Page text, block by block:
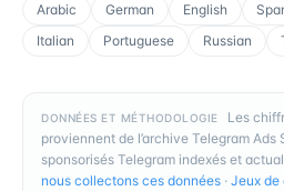
Arabic
German English
Italian
Portuguese Russian
DONNÉES ET MÉTHODOLOGIE
Les
proviennent de l’archive Telegram Ads
sponsorisés Telegram indexés et
nous collectons ces données · Jeux de